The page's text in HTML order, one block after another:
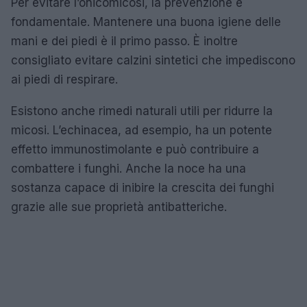
fondamentale. Mantenere una buona igiene delle
mani e dei piedi è il primo passo. È inoltre
consigliato evitare calzini sintetici che impediscono
ai piedi di respirare.
Esistono anche rimedi naturali utili per ridurre la
micosi. L’echinacea, ad esempio, ha un potente
effetto immunostimolante e può contribuire a
combattere i funghi. Anche la noce ha una
sostanza capace di inibire la crescita dei funghi
grazie alle sue proprietà antibatteriche.